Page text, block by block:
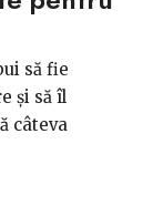
să fie
și să îl
câteva